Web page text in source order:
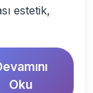
estetik,
Oku